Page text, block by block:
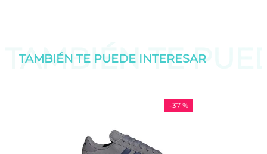
TAMBIÉN TE
TAMBIÉN TE PUEDE INTERESAR
-37 %